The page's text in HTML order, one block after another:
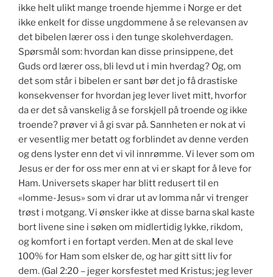
ikke helt ulikt mange troende hjemme i Norge er det
ikke enkelt for disse ungdommene å se relevansen av
det bibelen lærer oss i den tunge skolehverdagen.
Spørsmål som: hvordan kan disse prinsippene, det
Guds ord lærer oss, bli levd ut i min hverdag? Og, om
det som står i bibelen er sant bør det jo få drastiske
konsekvenser for hvordan jeg lever livet mitt, hvorfor
da er det så vanskelig å se forskjell på troende og ikke
troende? prøver vi å gi svar på. Sannheten er nok at vi
er vesentlig mer betatt og forblindet av denne verden
og dens lyster enn det vi vil innrømme. Vi lever som om
Jesus er der for oss mer enn at vi er skapt for å leve for
Ham. Universets skaper har blitt redusert til en
«lomme-Jesus» som vi drar ut av lomma når vi trenger
trøst i motgang. Vi ønsker ikke at disse barna skal kaste
bort livene sine i søken om midlertidig lykke, rikdom,
og komfort i en fortapt verden. Men at de skal leve
100% for Ham som elsker de, og har gitt sitt liv for
dem. (Gal 2:20 – jeger korsfestet med Kristus; jeg lever